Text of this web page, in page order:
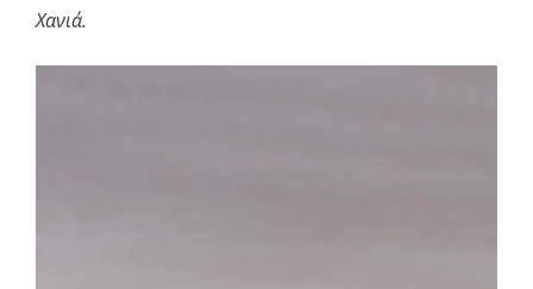
Χανιά.